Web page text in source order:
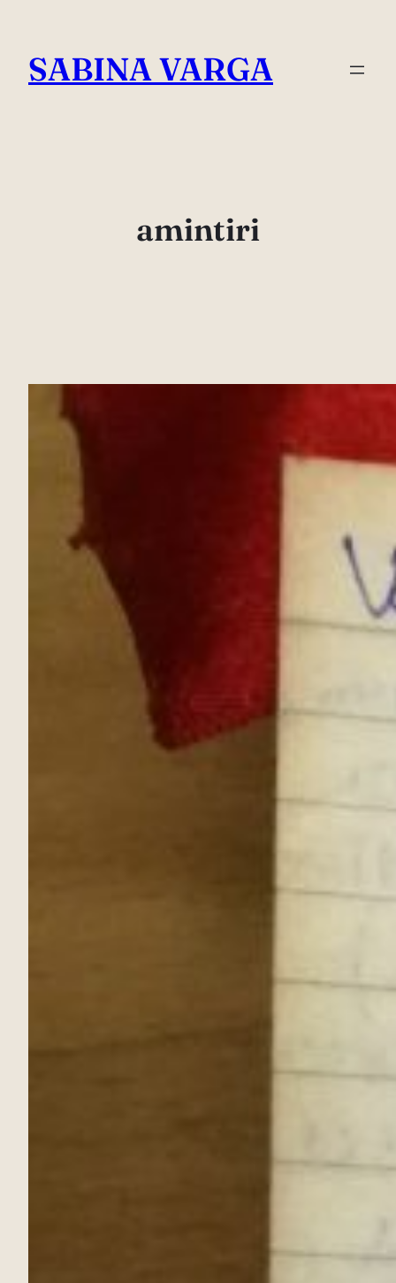
content
SABINA VARGA
amintiri